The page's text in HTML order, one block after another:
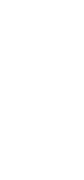
BOYS、8月7日デビュ
WAYF BOYS DO」で
K-POPを宣言